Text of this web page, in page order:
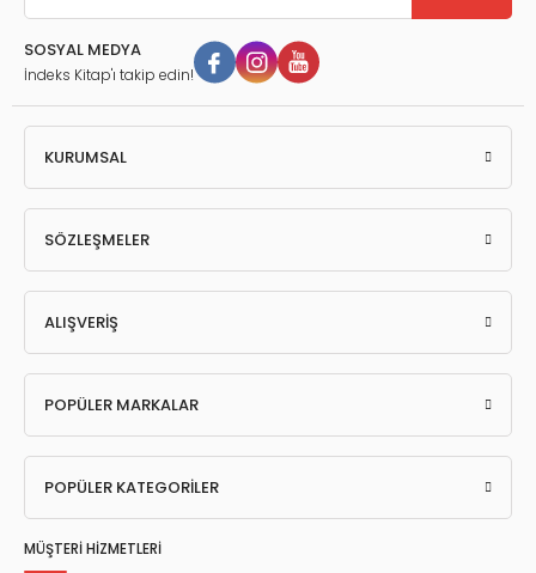
SOSYAL MEDYA
İndeks Kitap'ı takip edin!
KURUMSAL
SÖZLEŞMELER
ALIŞVERİŞ
POPÜLER MARKALAR
POPÜLER KATEGORİLER
MÜŞTERİ HİZMETLERİ